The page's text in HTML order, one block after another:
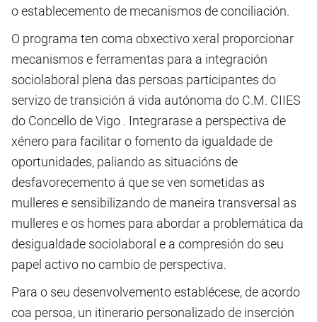
o establecemento de mecanismos de conciliación.
O programa ten coma obxectivo xeral proporcionar
mecanismos e ferramentas para a integración
sociolaboral plena das persoas participantes do
servizo de transición á vida autónoma do C.M. CIIES
do Concello de Vigo . Integrarase a perspectiva de
xénero para facilitar o fomento da igualdade de
oportunidades, paliando as situacións de
desfavorecemento á que se ven sometidas as
mulleres e sensibilizando de maneira transversal as
mulleres e os homes para abordar a problemática da
desigualdade sociolaboral e a compresión do seu
papel activo no cambio de perspectiva.
Para o seu desenvolvemento establécese, de acordo
coa persoa, un itinerario personalizado de inserción